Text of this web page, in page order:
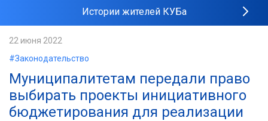
Истории жителей КУБа
22 июня 2022
#Законодательство
Муниципалитетам передали право
выбирать проекты инициативного
бюджетирования для реализации